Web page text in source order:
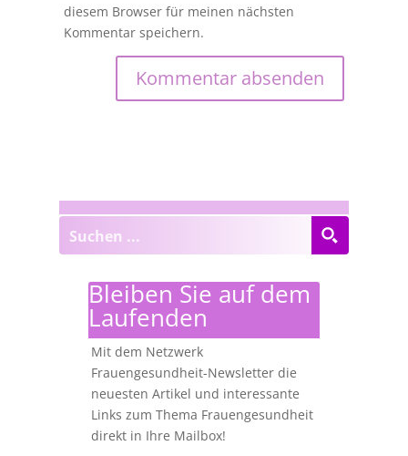
diesem Browser für meinen nächsten
Kommentar speichern.
Bleiben Sie auf dem
Laufenden
Mit dem Netzwerk
Frauengesundheit-Newsletter die
neuesten Artikel und interessante
Links zum Thema Frauengesundheit
direkt in Ihre Mailbox!